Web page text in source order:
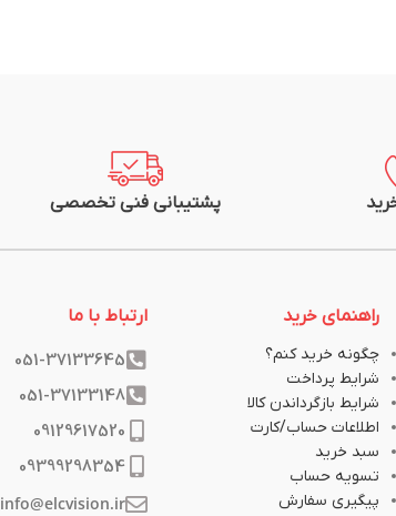
پشتیبانی فنی تخصصی
راهنمای خرید
چگونه خرید کنم؟
شرایط پرداخت
شرایط بازگرداندن کالا
اطلاعات حساب/کارت
سبد خرید
تسویه حساب
پیگیری سفارش
ارتباط با ما
051-37133645
051-37133148
09129617520
09399298354
info@elcvision.ir